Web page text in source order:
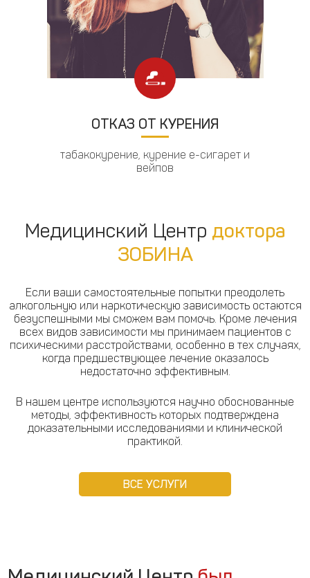
ОТКАЗ ОТ КУРЕНИЯ
табакокурение, курение е-сигарет и
вейпов
Медицинский Центр доктора
ЗОБИНА
Если ваши самостоятельные попытки преодолеть
алкогольную или наркотическую зависимость остаются
безуспешными мы сможем вам помочь. Кроме лечения
всех видов зависимости мы принимаем пациентов с
психическими расстройствами, особенно в тех случаях,
когда предшествующее лечение оказалось
недостаточно эффективным.
В нашем центре используются научно обоснованные
методы, эффективность которых подтверждена
доказательными исследованиями и клинической
практикой.
ВСЕ УСЛУГИ